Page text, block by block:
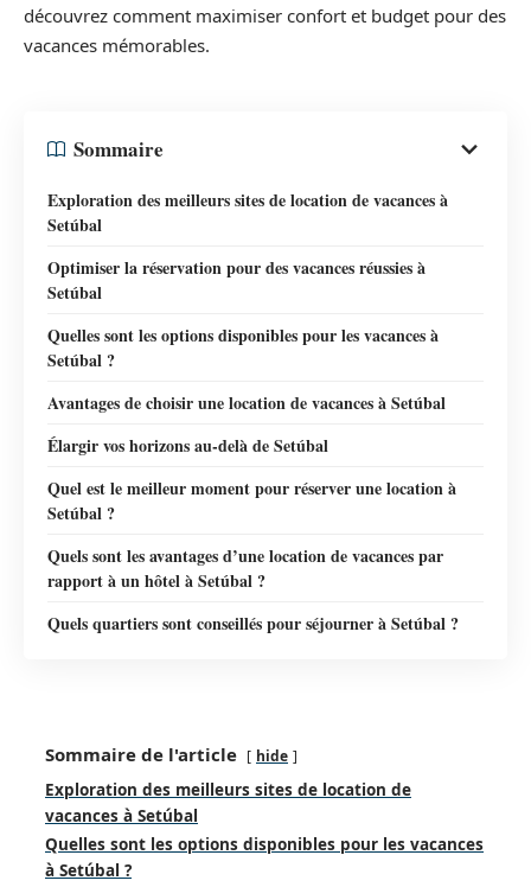
découvrez comment maximiser confort et budget pour des
vacances mémorables.
Sommaire
Exploration des meilleurs sites de location de vacances à
Setúbal
Optimiser la réservation pour des vacances réussies à
Setúbal
Quelles sont les options disponibles pour les vacances à
Setúbal ?
Avantages de choisir une location de vacances à Setúbal
Élargir vos horizons au-delà de Setúbal
Quel est le meilleur moment pour réserver une location à
Setúbal ?
Quels sont les avantages d’une location de vacances par
rapport à un hôtel à Setúbal ?
Quels quartiers sont conseillés pour séjourner à Setúbal ?
Sommaire de l'article hide
Exploration des meilleurs sites de location de
vacances à Setúbal
Quelles sont les options disponibles pour les vacances
à Setúbal ?